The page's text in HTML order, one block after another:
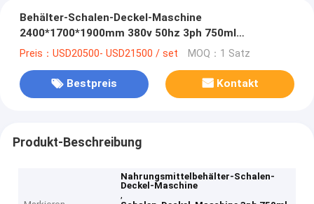
Behälter-Schalen-Deckel-Maschine
2400*1700*1900mm 380v 50hz 3ph 750ml
Nahrungsmittel
Preis：USD20500- USD21500 / set MOQ：1 Satz
Bestpreis Kontakt
Produkt-Beschreibung
Nahrungsmittelbehälter-Schalen-
Deckel-Maschine
,